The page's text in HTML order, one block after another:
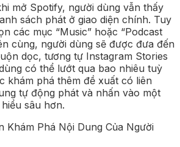
mở Spotify, người dùng vẫn thấy
sách phát ở giao diện chính. Tuy
các mục “Music” hoặc “Podcast
cùng, người dùng sẽ được đưa đến
dọc, tương tự Instagram Stories
có thể lướt qua bao nhiêu tuỳ
khám phá thêm đề xuất có liên
tự động phát và nhấn vào một
sâu hơn.
Khám Phá Nội Dung Của Người